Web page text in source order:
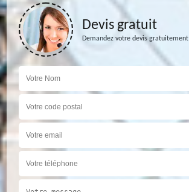
Devis gratuit
Demandez votre devis gratuitement